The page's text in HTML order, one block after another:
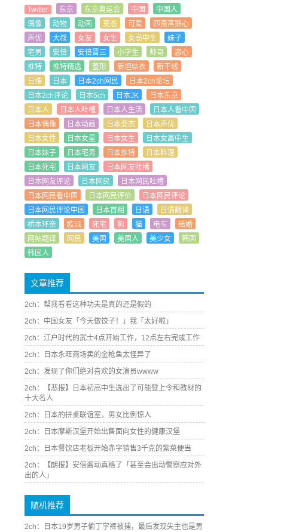
Twitter
东京 东京奥运会 中国
中国人
偶像
动物 动画 变态 可爱
四斋蒸鹅心
声优
大叔 女友 女生 女高中生
妹子
宅男
安倍 安倍晋三 小学生 帅哥
恶心
推特
推特精选 整形 新垣结衣
新干线
日推
日本 日本2ch网民
日本2ch论坛
日本2ch评论
日本5ch 日本JK
日本东京
日本人
日本人吐槽 日本人生活
日本人看中国
日本偶像
日本动画 日本变态
日本声优
日本女性
日本女星 日本女生
日本女高中生
日本妹子
日本宅男 日本推特
日本料理
日本死宅
日本网友
日本网友吐槽
日本网友评论
日本网民
日本网民吐槽
日本网民看中国
日本网民评价
日本网民评论
日本网民评论中国
日本首相 日语
日语翻译
桥本环奈
欧派 死宅 狗 猫 电车
结婚
网帖翻译
网民 美国 美国人 美少女
韩国
韩国人
文章推荐
2ch：帮我看看这种功夫是真的还是假的
2ch：中国女友「今天做饺子！」我「太好啦」
2ch：江户时代的武士4点开始工作，12点左右完成工作
2ch：日本永旺商场卖的金枪鱼太怪异了
2ch：发现了你们绝对喜欢的女演员wwww
2ch：【悲报】日本初高中生选出了可能登上令和教材的
十大名人
2ch：日本的拼桌联谊室，男女比例惊人
2ch：日本摩斯汉堡开始出售面向女性的健康汉堡
2ch：日本餐饮店老板开始赤字销售3千克的紫菜便当
2ch：【朗报】安倍酱动真格了「甚至会出动警察应对外
出的人」
随机推荐
2ch：日本19岁男子偷丁字裤被捕，最后发现失主也是男